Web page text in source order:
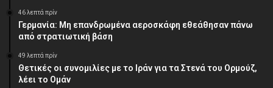
46 λεπτά πρίν
Γερμανία: Μη επανδρωμένα αεροσκάφη εθεάθησαν πάνω
από στρατιωτική βάση
49 λεπτά πρίν
Θετικές οι συνομιλίες με το Ιράν για τα Στενά του Ορμούζ,
λέει το Ομάν